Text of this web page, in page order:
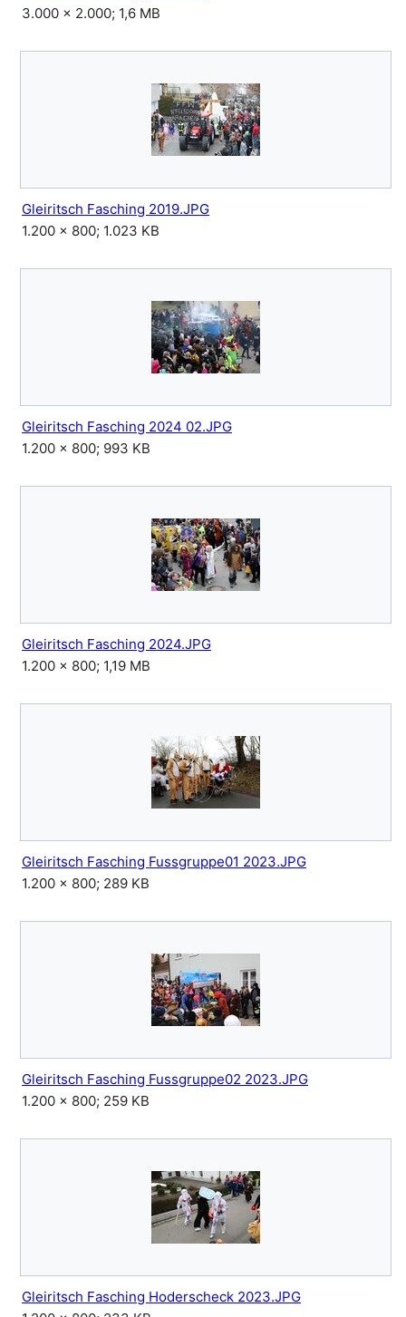
3.000 × 2.000; 1,6 MB
Gleiritsch Fasching 2019.JPG
1.200 × 800; 1.023 KB
Gleiritsch Fasching 2024 02.JPG
1.200 × 800; 993 KB
Gleiritsch Fasching 2024.JPG
1.200 × 800; 1,19 MB
Gleiritsch Fasching Fussgruppe01 2023.JPG
1.200 × 800; 289 KB
Gleiritsch Fasching Fussgruppe02 2023.JPG
1.200 × 800; 259 KB
Gleiritsch Fasching Hoderscheck 2023.JPG